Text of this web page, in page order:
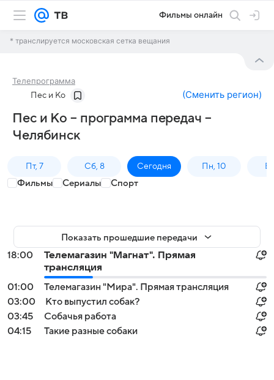
Фильмы онлайн
* транслируется московская сетка вещания
Телепрограмма
Пес и Ко (Сменить регион)
Пес и Ко – программа передач –
Челябинск
Пт, 7 Сб, 8 Сегодня Пн, 10
Фильмы Сериалы Спорт
Показать прошедшие передачи
18:00
Телемагазин "Магнат". Прямая
трансляция
01:00
Телемагазин "Мира". Прямая трансляция
03:00
Кто выпустил собак?
03:45
Собачья работа
04:15
Такие разные собаки